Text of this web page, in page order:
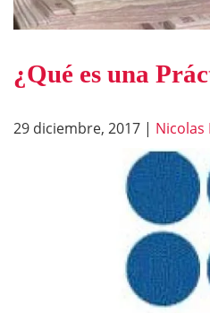
¿Qué es una
29 diciembre, 2017 | Nicolas